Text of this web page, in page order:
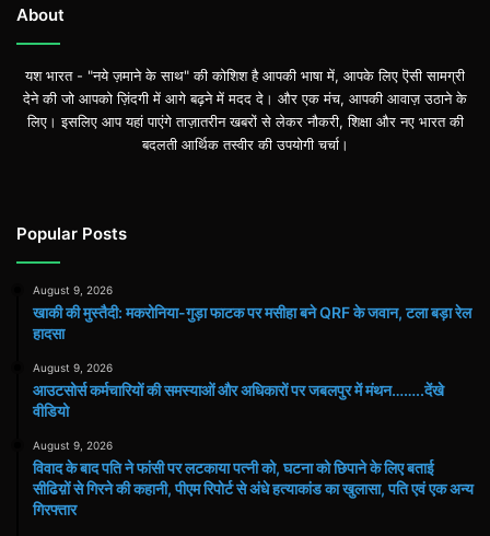
रेल
About
यश भारत - "नये ज़माने के साथ" की कोशिश है आपकी भाषा में, आपके लिए ऎसी सामग्री
देने की जो आपको ज़िंदगी में आगे बढ़ने में मदद दे। और एक मंच, आपकी आवाज़ उठाने के
लिए। इसलिए आप यहां पाएंगे ताज़ातरीन खबरों से लेकर नौकरी, शिक्षा और नए भारत की
बदलती आर्थिक तस्वीर की उपयोगी चर्चा।
Popular Posts
August 9, 2026
खाकी की मुस्तैदी: मकरोनिया-गुड़ा फाटक पर मसीहा बने QRF के जवान, टला बड़ा रेल
हादसा
August 9, 2026
आउटसोर्स कर्मचारियों की समस्याओं और अधिकारों पर जबलपुर में मंथन……..देंखे
वीडियो
August 9, 2026
विवाद के बाद पति ने फांसी पर लटकाया पत्नी को, घटना को छिपाने के लिए बताई
सीढिय़ों से गिरने की कहानी, पीएम रिपोर्ट से अंधे हत्याकांड का खुलासा, पति एवं एक अन्य
गिरफ्तार